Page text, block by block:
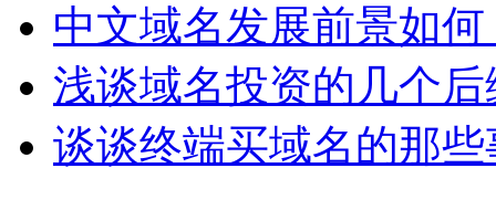
中文域名发展前景如何
浅谈域名投资的几个后
谈谈终端买域名的那些